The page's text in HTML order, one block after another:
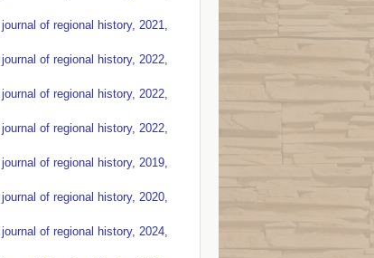
of regional history, 2021,
of regional history, 2022,
of regional history, 2022,
of regional history, 2022,
of regional history, 2019,
of regional history, 2020,
of regional history, 2024,